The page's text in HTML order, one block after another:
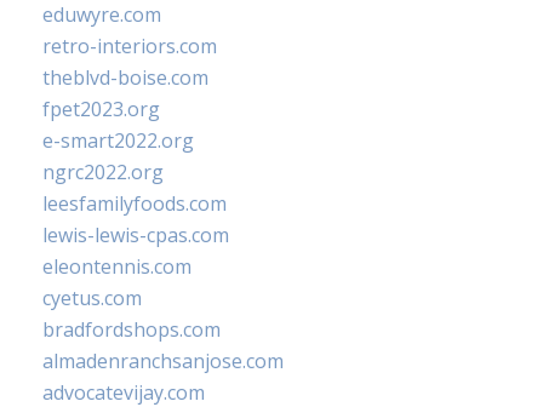
eduwyre.com
retro-interiors.com
theblvd-boise.com
fpet2023.org
e-smart2022.org
ngrc2022.org
leesfamilyfoods.com
lewis-lewis-cpas.com
eleontennis.com
cyetus.com
bradfordshops.com
almadenranchsanjose.com
advocatevijay.com